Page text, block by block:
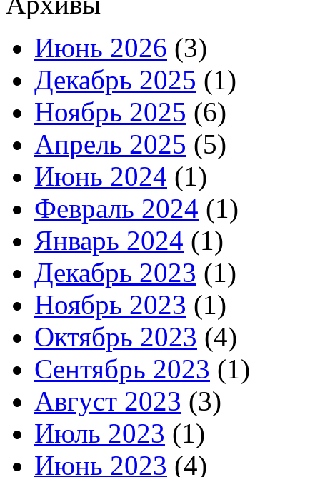
Июнь 2026 (3)
Декабрь 2025 (1)
Ноябрь 2025 (6)
Апрель 2025 (5)
Июнь 2024 (1)
Февраль 2024 (1)
Январь 2024 (1)
Декабрь 2023 (1)
Ноябрь 2023 (1)
Октябрь 2023 (4)
Сентябрь 2023 (1)
Август 2023 (3)
Июль 2023 (1)
Июнь 2023 (4)